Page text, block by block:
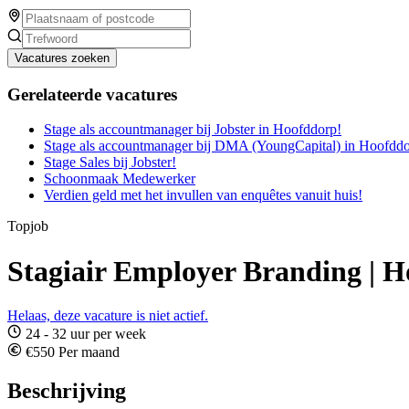
Vacatures zoeken
Gerelateerde vacatures
Stage als accountmanager bij Jobster in Hoofddorp!
Stage als accountmanager bij DMA (YoungCapital) in
Stage Sales bij Jobster!
Schoonmaak Medewerker
Verdien geld met het invullen van enquêtes vanuit huis!
Topjob
Stagiair Employer Branding |
Helaas, deze vacature is niet actief.
24 - 32 uur per week
€550 Per maand
Beschrijving